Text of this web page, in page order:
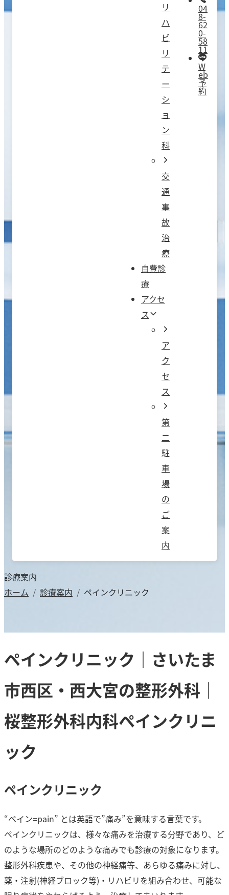
リ
ハ
ビ
リ
テ
ー
シ
ョ
ン
科
交
通
事
故
治
療
自費診
療
アクセ
ス
ア
ク
セ
ス
第
二
駐
車
場
の
ご
案
内
04
8-
62
0-
58
11
W
eb
予
約
診療案内
ホーム
診療案内 ペインクリニック
ペインクリニック｜さいたま
市西区・西大宮の整形外科｜
桜整形外科内科ペインクリニ
ック
ペインクリニック
“ペイン=pain” とは英語で”痛み”を意味する言葉です。
ペインクリニックは、様々な痛みを治療する分野であり、ど
のような場所のどのような痛みでも診療の対象になります。
整形外科疾患や、その他の神経痛等、あらゆる痛みに対し、
薬・注射(神経ブロック等)・リハビリを組み合わせ、可能な